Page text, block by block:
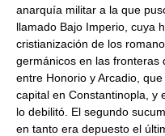
anarquía militar a la que
llamado Bajo Imperio, cuya
cristianización de los
germánicos en las fronteras
entre Honorio y Arcadio,
capital en Constantinopla, y
lo debilitó. El segundo
en tanto era depuesto el